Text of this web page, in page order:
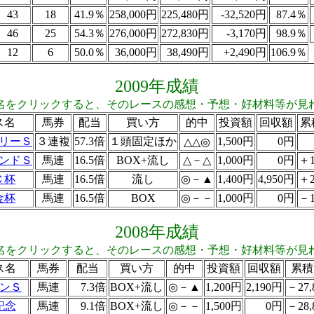
43
18 41.9％ 258,000円 225,480円 -32,520円
87.4％
46
25 54.3％ 276,000円 272,830円 -3,170円
98.9％
12
6 50.0％ 36,000円 38,490円 +2,490円 106.9％
2009年成績
をクリックすると、そのレースの感想・予想・好材料等が見
名
馬券 配当 買い方 的中 投資額 回収額
ーＳ
３連複 57.3倍 １頭固定ほか △△◎ 1,500円 0円
ドＳ
馬連 16.5倍 BOX+流し △－△ 1,000円 0円
＋
杯
馬連 16.5倍 流し ◎－▲ 1,400円 4,950円
＋
杯
馬連 16.5倍 BOX ◎－－ 1,000円 0円 －
2008年成績
をクリックすると、そのレースの感想・予想・好材料等が見
名
馬券 配当 買い方 的中 投資額 回収額
累
Ｓ
馬連 7.3倍 BOX+流し ◎－▲ 1,200円 2,190円
－
念
馬連 9.1倍 BOX+流し ◎－－ 1,500円 0円 －